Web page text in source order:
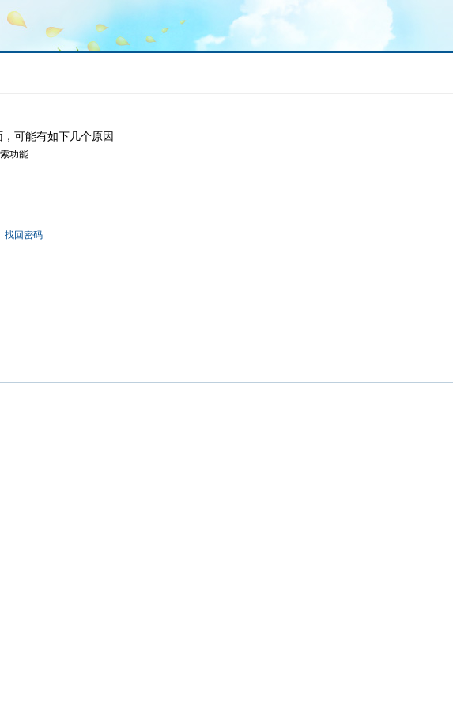
可能有如下几个原因
功能
找回密码